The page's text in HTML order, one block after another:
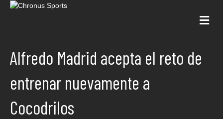
Alfredo Madrid acepta el reto de
entrenar nuevamente a
Cocodrilos